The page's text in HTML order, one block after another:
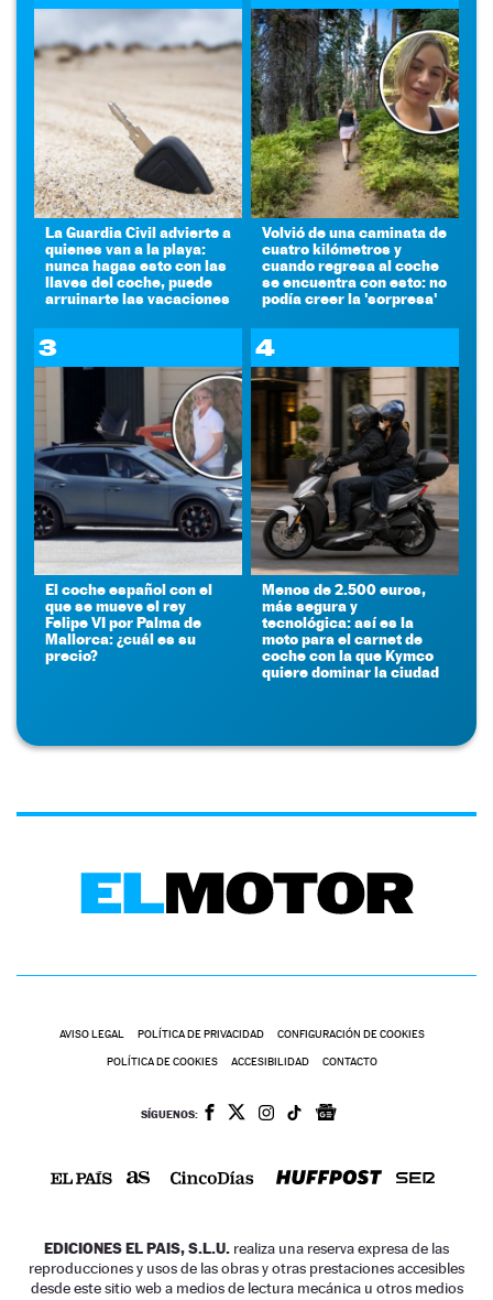
La Guardia Civil advierte a
quienes van a la playa:
nunca hagas esto con las
llaves del coche, puede
arruinarte las vacaciones
Volvió de una caminata de
cuatro kilómetros y
cuando regresa al coche
se encuentra con esto: no
podía creer la 'sorpresa'
3
El coche español con el
que se mueve el rey
Felipe VI por Palma de
Mallorca: ¿cuál es su
precio?
4
Menos de 2.500 euros,
más segura y
tecnológica: así es la
moto para el carnet de
coche con la que Kymco
quiere dominar la ciudad
AVISO LEGAL POLÍTICA DE PRIVACIDAD CONFIGURACIÓN DE COOKIES
POLÍTICA DE COOKIES ACCESIBILIDAD CONTACTO
SÍGUENOS:
EDICIONES EL PAIS, S.L.U. realiza una reserva expresa de las
reproducciones y usos de las obras y otras prestaciones accesibles
desde este sitio web a medios de lectura mecánica u otros medios